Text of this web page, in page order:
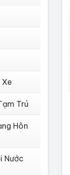
Trú
Hôn
Nước